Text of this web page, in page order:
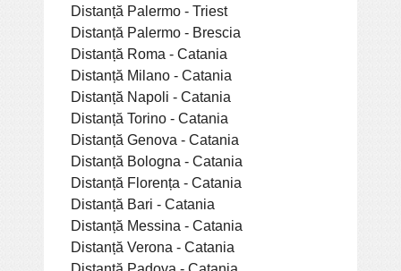
Distanță Palermo - Triest
Distanță Palermo - Brescia
Distanță Roma - Catania
Distanță Milano - Catania
Distanță Napoli - Catania
Distanță Torino - Catania
Distanță Genova - Catania
Distanță Bologna - Catania
Distanță Florența - Catania
Distanță Bari - Catania
Distanță Messina - Catania
Distanță Verona - Catania